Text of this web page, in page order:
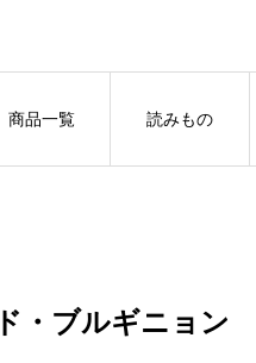
商品一覧 読みもの
・ブルギニョ